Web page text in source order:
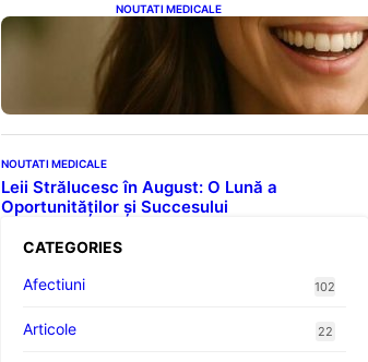
NOUTATI MEDICALE
Ceaiul – Băutura care
protejează inima: Descoperiri
recente despre beneficiile
consumului zilnic
NOUTATI MEDICALE
Leii Strălucesc în August: O Lună a
Oportunităților și Succesului
CATEGORIES
Afectiuni
102
Articole 22